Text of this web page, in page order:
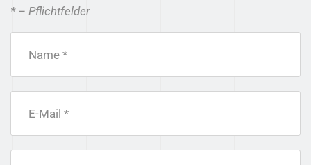
* – Pflichtfelder
Name *
E-Mail *